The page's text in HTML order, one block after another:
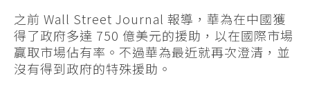
之前 Wall Street Journal 報導，華為在中國獲
得了政府多達 750 億美元的援助，以在國際市場
贏取市場佔有率。不過華為最近就再次澄清，並
沒有得到政府的特殊援助。